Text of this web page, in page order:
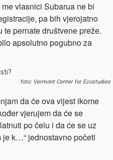
vlasnici Subarua ne bi
pa bih vjerojatno
pernate društvene preže.
apsolutno pogubno za
foto: Vermont Center for Ecostudies
da će ova vijest ikome
vjerujem da će se
po čelu i da će se uz
je k…“ jednostavno početi